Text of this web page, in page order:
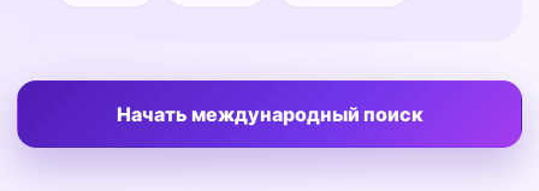
Начать международный поиск